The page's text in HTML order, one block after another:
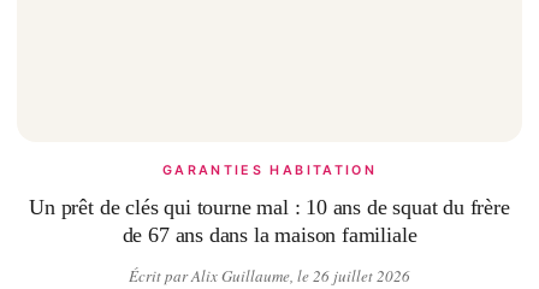
GARANTIES HABITATION
Un prêt de clés qui tourne mal : 10 ans de squat du frère
de 67 ans dans la maison familiale
Écrit par Alix Guillaume, le 26 juillet 2026